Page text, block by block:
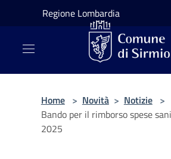
Salta al contenuto principale
Regione Lombardia
Home > Novità > Notizie >
Bando per il rimborso spese
2025